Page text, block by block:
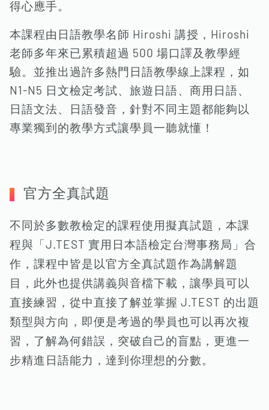
得心應手。
本課程由日語教學名師 Hiroshi 講授，Hiroshi
老師多年來已累積超過 500 場口譯及教學經
驗。並推出過許多熱門日語教學線上課程，如
N1-N5 日文檢定考試、旅遊日語、商用日語、
日語文法、日語發音，針對不同主題都能夠以
專業獨到的教學方式讓學員一聽就懂！
官方全真試題
不同於多數教檢定的課程使用擬真試題，本課
程與「J.TEST 實用日本語檢定台灣事務局」合
作，課程中皆是以官方全真試題作為講解題
目，此外也提供講義與音檔下載，讓學員可以
直接練習，從中直接了解並掌握 J.TEST 的出題
類型與方向，即便是考過的學員也可以再次複
習，了解為何錯誤，突破自己的盲點，更進一
步精進日語能力，達到你理想的分數。